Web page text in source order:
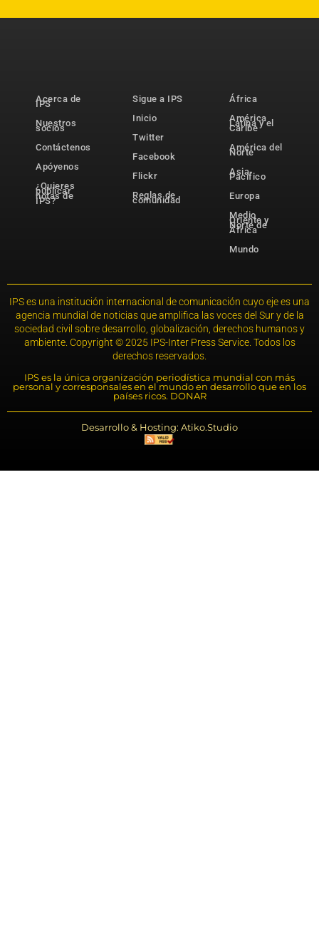
Acerca de
IPS
Nuestros
socios
Contáctenos
Apóyenos
¿Quieres
publicar
notas de
IPS?
Sigue a IPS
Inicio
Twitter
Facebook
Flickr
Reglas de
comunidad
África
América
Latina y el
Caribe
América del
Norte
Asia-
Pacífico
Europa
Medio
Oriente y
Norte de
África
Mundo
IPS es una institución internacional de comunicación cuyo eje es una
agencia mundial de noticias que amplifica las voces del Sur y de la
sociedad civil sobre desarrollo, globalización, derechos humanos y
ambiente. Copyright © 2025 IPS-Inter Press Service. Todos los
derechos reservados.
IPS es la única organización periodística mundial con más
personal y corresponsales en el mundo en desarrollo que en los
países ricos. DONAR
Desarrollo & Hosting: Atiko.Studio